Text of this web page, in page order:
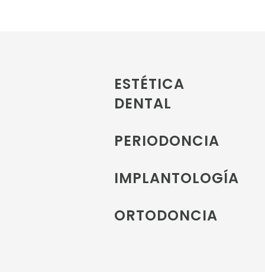
ESTÉTICA
DENTAL
PERIODONCIA
IMPLANTOLOGÍA
ORTODONCIA